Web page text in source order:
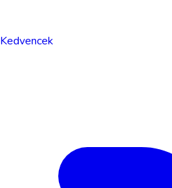
Kedvencek